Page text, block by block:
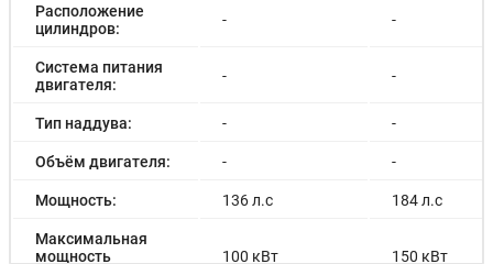
Расположение
цилиндров:
- -
Система питания
двигателя:
- -
Тип наддува: - -
Объём двигателя: - -
Мощность: 136 л.с 184 л.с
Максимальная
мощность
100 кВт 150 кВт